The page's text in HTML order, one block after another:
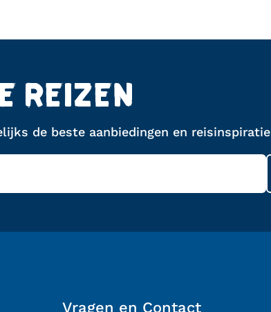
REIZEN
de beste aanbiedingen en reisinspiratie
Vragen en Contact